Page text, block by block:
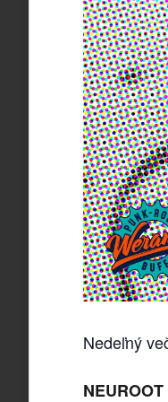
Nedeľný
NEUROOT